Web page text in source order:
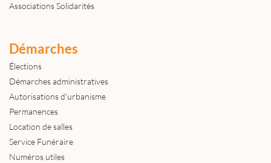
Associations Solidarités
Démarches
Élections
Démarches administratives
Autorisations d'urbanisme
Permanences
Location de salles
Service Funéraire
Numéros utiles